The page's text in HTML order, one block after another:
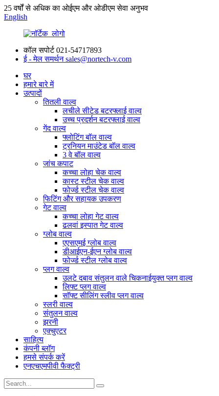
25 वर्षों से अधिक का ओईएम और ओडीएम सेवा अनुभव
English
कॉल सपोर्ट 021-54717893
ई - मेल समर्थन sales@nortech-v.com
घर
हमारे बारे में
उत्पादों
तितली वाल्व
लचीले सीटेड बटरफ्लाई वाल्व
उच्च प्रदर्शन बटरफ्लाई वाल्व
गेंद वाल्व
फ्लोटिंग बॉल वाल्व
ट्रनियन माउंटेड बॉल वाल्व
3 वे बॉल वाल्व
जांच कपाट
कच्चा लोहा चेक वाल्व
कास्ट स्टील चेक वाल्व
फोर्ज्ड स्टील चेक वाल्व
फिटिंग और सहायक उपकरण
गेट वाल्व
कच्चा लोहा गेट वाल्व
ढलवां इस्पात गेट वाल्व
ग्लोब वाल्व
एएसएमई ग्लोब वाल्व
डीआईएन-ईएन ग्लोब वाल्व
फोर्ज्ड स्टील ग्लोब वाल्व
प्लग वाल्व
उलटे दबाव संतुलन वाले चिकनाईयुक्त प्लग वाल्व
लिफ्ट प्लग वाल्व
सॉफ्ट सीलिंग स्लीव प्लग वाल्व
स्लरी वाल्व
संतुलन वाल्व
झरनी
एक्चुएटर
साहित्य
कंपनी ब्लॉग
हमसे संपर्क करें
एनएचएमपीवी फैक्ट्री